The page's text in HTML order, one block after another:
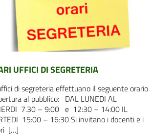
UFFICI DI SEGRETERIA
di segreteria effettuano il seguente orario
al pubblico: DAL LUNEDI AL
7.30 – 9:00 e 12:30 – 14:00 IL
15:00 – 16:30 Si invitano i docenti e i
[…]